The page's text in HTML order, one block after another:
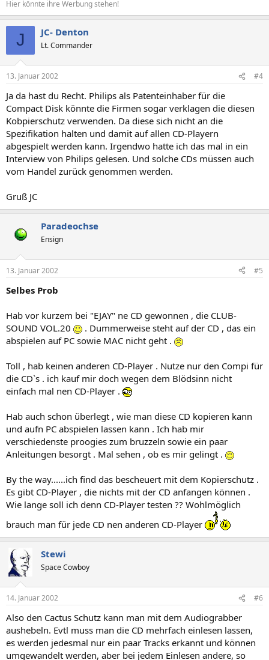
Hier könnte ihre Werbung stehen!
J JC- Denton
Lt. Commander
13. Januar 2002 #4
Ja da hast du Recht. Philips als Patenteinhaber für die
Compact Disk könnte die Firmen sogar verklagen die diesen
Kobpierschutz verwenden. Da diese sich nicht an die
Spezifikation halten und damit auf allen CD-Playern
abgespielt werden kann. Irgendwo hatte ich das mal in ein
Interview von Philips gelesen. Und solche CDs müssen auch
vom Handel zurück genommen werden.
Gruß JC
Paradeochse
Ensign
13. Januar 2002 #5
Selbes Prob
Hab vor kurzem bei "EJAY" ne CD gewonnen , die CLUB-
SOUND VOL.20
. Dummerweise steht auf der CD , das ein
abspielen auf PC sowie MAC nicht geht .
Toll , hab keinen anderen CD-Player . Nutze nur den Compi für
die CD`s . ich kauf mir doch wegen dem Blödsinn nicht
einfach mal nen CD-Player .
Hab auch schon überlegt , wie man diese CD kopieren kann
und aufn PC abspielen lassen kann . Ich hab mir
verschiedenste proogies zum bruzzeln sowie ein paar
Anleitungen besorgt . Mal sehen , ob es mir gelingt .
By the way......ich find das bescheuert mit dem Kopierschutz .
Es gibt CD-Player , die nichts mit der CD anfangen können .
Wie lange soll ich denn CD-Player testen ?? Wohlmöglich
brauch man für jede CD nen anderen CD-Player
Stewi
Space Cowboy
14. Januar 2002 #6
Also den Cactus Schutz kann man mit dem Audiograbber
aushebeln. Evtl muss man die CD mehrfach einlesen lassen,
es werden jedesmal nur ein paar Tracks erkannt und können
umgewandelt werden, aber bei jedem Einlesen andere, so